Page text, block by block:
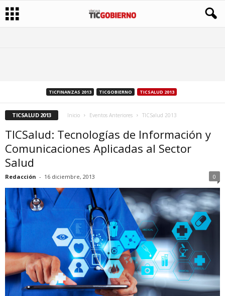
TICFINANZAS 2013 TICGOBIERNO TICSALUD 2013
TICSALUD 2013 Inicio Eventos Anteriores TICSalud 2013
TICSalud: Tecnologías de Información y
Comunicaciones Aplicadas al Sector
Salud
Redacción - 16 diciembre, 2013 0